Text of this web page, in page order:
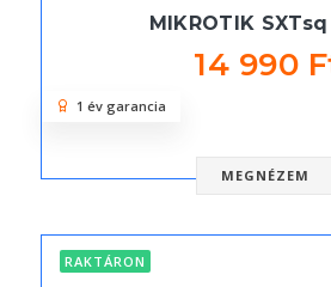
MIKROTIK
14 990
MEGNÉZEM
1 év garancia
RAKTÁRON